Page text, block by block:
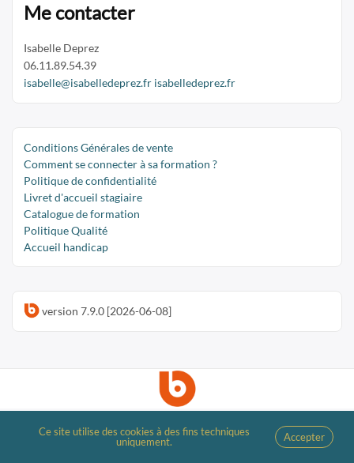
Me contacter
Isabelle Deprez
06.11.89.54.39
isabelle@isabelledeprez.fr isabelledeprez.fr
Conditions Générales de vente
Comment se connecter à sa formation ?
Politique de confidentialité
Livret d'accueil stagiaire
Catalogue de formation
Politique Qualité
Accueil handicap
version 7.9.0 [2026-06-08]
Interrogez-moi
Ce site utilise des cookies à des fins techniques
uniquement.
Accepter